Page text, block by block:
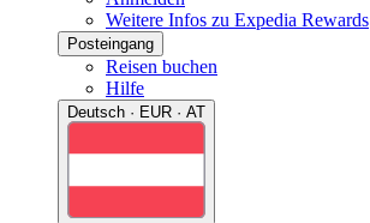
Weitere Infos zu Expedia Rewards
Posteingang
Reisen buchen
Hilfe
Deutsch · EUR · AT